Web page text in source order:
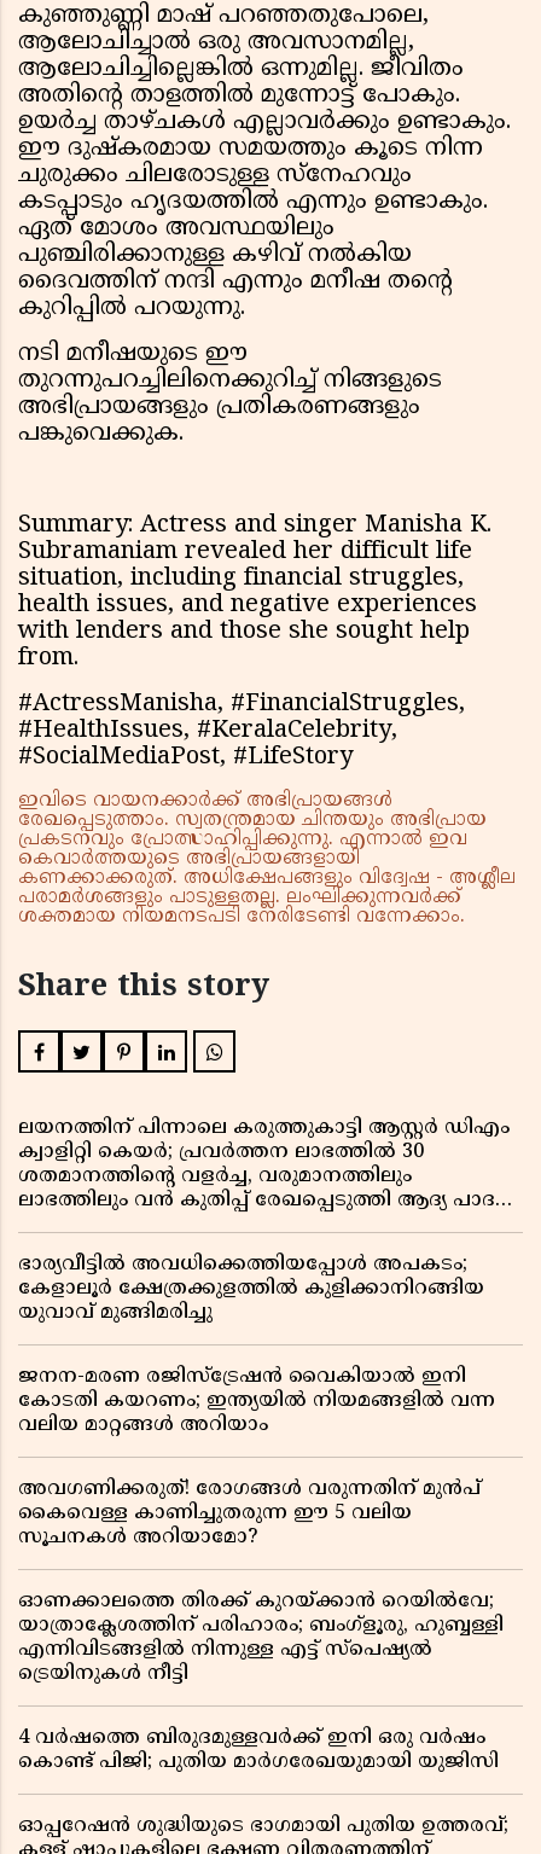
കുഞ്ഞുണ്ണി മാഷ് പറഞ്ഞതുപോലെ,
ആലോചിച്ചാൽ ഒരു അവസാനമില്ല,
ആലോചിച്ചില്ലെങ്കിൽ ഒന്നുമില്ല. ജീവിതം
അതിൻ്റെ താളത്തിൽ മുന്നോട്ട് പോകും.
ഉയർച്ച താഴ്ചകൾ എല്ലാവർക്കും ഉണ്ടാകും.
ഈ ദുഷ്കരമായ സമയത്തും കൂടെ നിന്ന
ചുരുക്കം ചിലരോടുള്ള സ്നേഹവും
കടപ്പാടും ഹൃദയത്തിൽ എന്നും ഉണ്ടാകും.
ഏത് മോശം അവസ്ഥയിലും
പുഞ്ചിരിക്കാനുള്ള കഴിവ് നൽകിയ
ദൈവത്തിന് നന്ദി എന്നും മനീഷ തൻ്റെ
കുറിപ്പിൽ പറയുന്നു.
നടി മനീഷയുടെ ഈ
തുറന്നുപറച്ചിലിനെക്കുറിച്ച് നിങ്ങളുടെ
അഭിപ്രായങ്ങളും പ്രതികരണങ്ങളും
പങ്കുവെക്കുക.
Summary: Actress and singer Manisha K.
Subramaniam revealed her difficult life
situation, including financial struggles,
health issues, and negative experiences
with lenders and those she sought help
from.
#ActressManisha, #FinancialStruggles,
#HealthIssues, #KeralaCelebrity,
#SocialMediaPost, #LifeStory
ഇവിടെ വായനക്കാർക്ക് അഭിപ്രായങ്ങൾ
രേഖപ്പെടുത്താം. സ്വതന്ത്രമായ ചിന്തയും അഭിപ്രായ
പ്രകടനവും പ്രോത്സാഹിപ്പിക്കുന്നു. എന്നാൽ ഇവ
കെവാർത്തയുടെ അഭിപ്രായങ്ങളായി
കണക്കാക്കരുത്. അധിക്ഷേപങ്ങളും വിദ്വേഷ - അശ്ലീല
പരാമർശങ്ങളും പാടുള്ളതല്ല. ലംഘിക്കുന്നവർക്ക്
ശക്തമായ നിയമനടപടി നേരിടേണ്ടി വന്നേക്കാം.
Share this story
ലയനത്തിന് പിന്നാലെ കരുത്തുകാട്ടി ആസ്റ്റർ ഡിഎം
ക്വാളിറ്റി കെയർ; പ്രവർത്തന ലാഭത്തിൽ 30
ശതമാനത്തിൻ്റെ വളർച്ച, വരുമാനത്തിലും
ലാഭത്തിലും വൻ കുതിപ്പ് രേഖപ്പെടുത്തി ആദ്യ പാദ
ഭാര്യവീട്ടിൽ അവധിക്കെത്തിയപ്പോൾ അപകടം;
കേളാലൂർ ക്ഷേത്രക്കുളത്തിൽ കുളിക്കാനിറങ്ങിയ
യുവാവ് മുങ്ങിമരിച്ചു
ജനന-മരണ രജിസ്ട്രേഷൻ വൈകിയാൽ ഇനി
കോടതി കയറണം; ഇന്ത്യയിൽ നിയമങ്ങളിൽ വന്ന
വലിയ മാറ്റങ്ങൾ അറിയാം
അവഗണിക്കരുത്! രോഗങ്ങൾ വരുന്നതിന് മുൻപ്
കൈവെള്ള കാണിച്ചുതരുന്ന ഈ 5 വലിയ
സൂചനകൾ അറിയാമോ?
ഓണക്കാലത്തെ തിരക്ക് കുറയ്ക്കാൻ റെയിൽവേ;
യാത്രാക്ലേശത്തിന് പരിഹാരം; ബംഗ്ളൂരു, ഹുബ്ബള്ളി
എന്നിവിടങ്ങളിൽ നിന്നുള്ള എട്ട് സ്പെഷ്യൽ
ട്രെയിനുകൾ നീട്ടി
4 വർഷത്തെ ബിരുദമുള്ളവർക്ക് ഇനി ഒരു വർഷം
കൊണ്ട് പിജി; പുതിയ മാർഗരേഖയുമായി യുജിസി
ഓപ്പറേഷൻ ശുദ്ധിയുടെ ഭാഗമായി പുതിയ ഉത്തരവ്;